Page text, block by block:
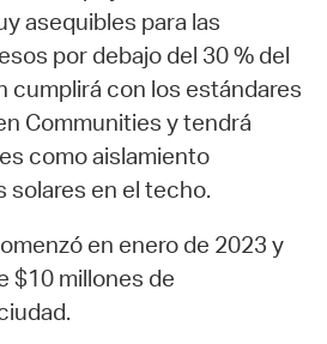
asequibles para las
por debajo del 30 % del
cumplirá con los estándares
Communities y tendrá
como aislamiento
solares en el techo.
en enero de 2023 y
$10 millones de